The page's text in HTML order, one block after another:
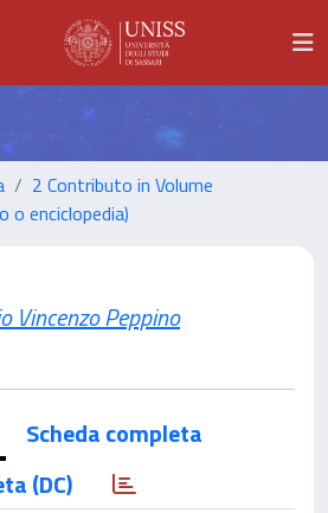
2 Contributo in Volume
o enciclopedia)
Vincenzo Peppino
Scheda completa
(DC)